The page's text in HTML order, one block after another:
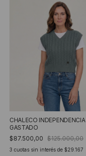
CHALECO INDEPENDENCIA
GASTADO
$87.500,00 $125.000,00
3 cuotas sin interés de $29.167